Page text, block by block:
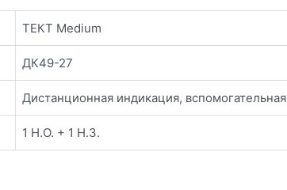
ТЕКТ Medium
ДК49-27
Дистанционная индикация, вспомогательная
1 Н.О. + 1 Н.З.